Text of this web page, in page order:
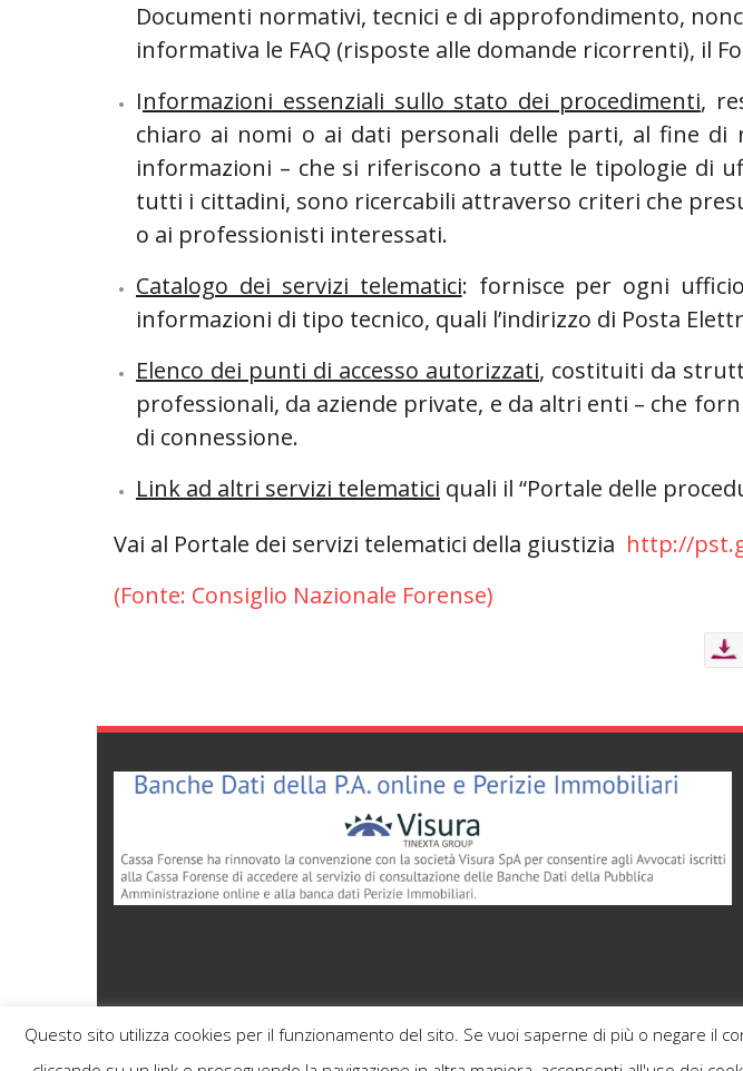
Documenti normativi, tecnici e di approfondimento,
informativa le FAQ (risposte alle domande ricorrenti), il
Informazioni essenziali sullo stato dei procedimenti,
chiaro ai nomi o ai dati personali delle parti, al fine di
informazioni – che si riferiscono a tutte le tipologie di
tutti i cittadini, sono ricercabili attraverso criteri che
o ai professionisti interessati.
Catalogo dei servizi telematici: fornisce per ogni
informazioni di tipo tecnico, quali l’indirizzo di Posta
Elenco dei punti di accesso autorizzati, costituiti da
professionali, da aziende private, e da altri enti – che
di connessione.
Link ad altri servizi telematici quali il “Portale delle
Vai al Portale dei servizi telematici della giustizia http://
(Fonte: Consiglio Nazionale Forense)
Questo sito utilizza cookies per il funzionamento del sito. Se vuoi saperne di più o negare il